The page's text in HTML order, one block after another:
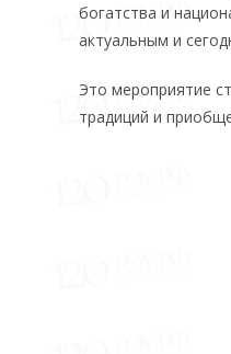
богатства и
актуальным и
Это мероприятие
традиций и